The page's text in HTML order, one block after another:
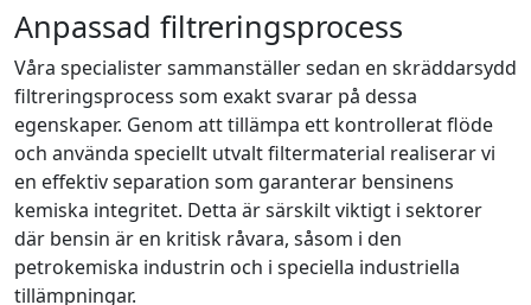
Anpassad filtreringsprocess
Våra specialister sammanställer sedan en skräddarsydd
filtreringsprocess som exakt svarar på dessa
egenskaper. Genom att tillämpa ett kontrollerat flöde
och använda speciellt utvalt filtermaterial realiserar vi
en effektiv separation som garanterar bensinens
kemiska integritet. Detta är särskilt viktigt i sektorer
där bensin är en kritisk råvara, såsom i den
petrokemiska industrin och i speciella industriella
tillämpningar.